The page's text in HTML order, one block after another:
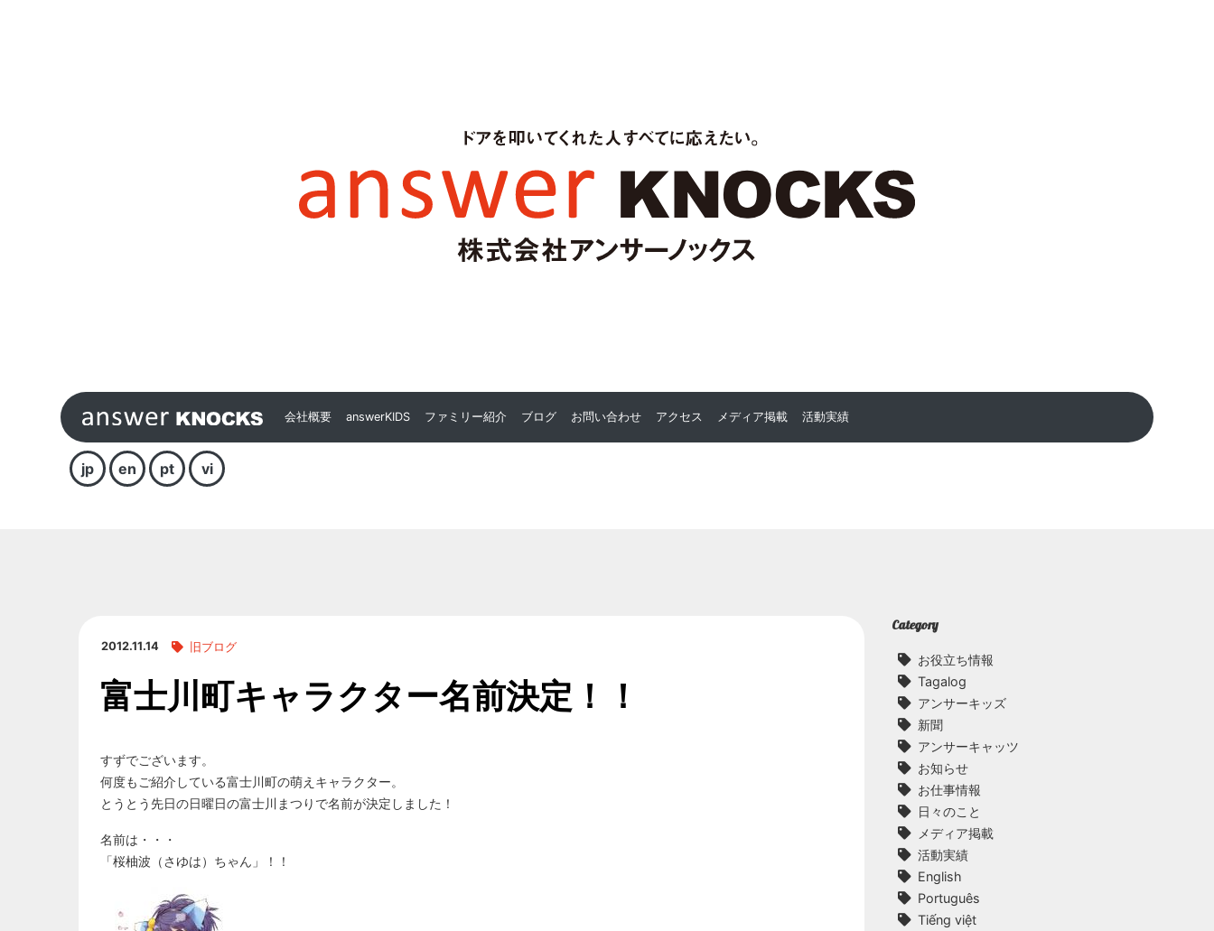
会社概要 answerKIDS ファミリー紹介 ブログ お問い合わせ アクセス メディア掲載 活動実績
jp en pt vi
2012.11.14 旧ブログ
富士川町キャラクター名前決定！！
すずでございます。
何度もご紹介している富士川町の萌えキャラクター。
とうとう先日の日曜日の富士川まつりで名前が決定しました！
名前は・・・
「桜柚波（さゆは）ちゃん」！！
Category
お役立ち情報
Tagalog
アンサーキッズ
新聞
アンサーキャッツ
お知らせ
お仕事情報
日々のこと
メディア掲載
活動実績
English
Português
Tiếng việt